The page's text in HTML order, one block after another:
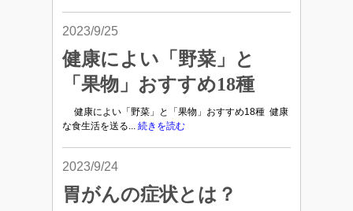
2023/9/25
健康によい「野菜」と
「果物」おすすめ18種
健康によい「野菜」と「果物」おすすめ18種 健康
な食生活を送る... 続きを読む
2023/9/24
胃がんの症状とは？